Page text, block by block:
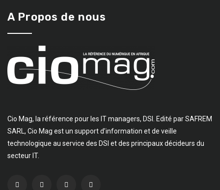
A Propos de nous
Cio Mag, la référence pour les IT managers, DSI. Edité par SAFREM
SARL, Cio Mag est un support d’information et de veille
technologique au service des DSI et des principaux décideurs du
secteur IT.